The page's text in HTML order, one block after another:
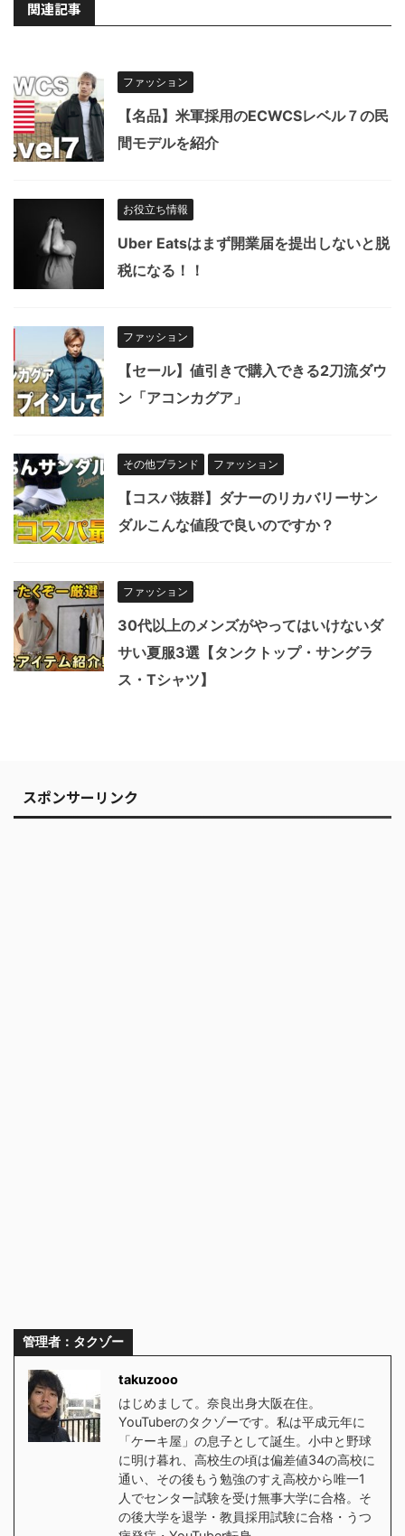
関連記事
ファッション
【名品】米軍採用のECWCSレベル７の民
間モデルを紹介
お役立ち情報
Uber Eatsはまず開業届を提出しないと脱
税になる！！
ファッション
【セール】値引きで購入できる2刀流ダウ
ン「アコンカグア」
その他ブランド ファッション
【コスパ抜群】ダナーのリカバリーサン
ダルこんな値段で良いのですか？
ファッション
30代以上のメンズがやってはいけないダ
サい夏服3選【タンクトップ・サングラ
ス・Tシャツ】
スポンサーリンク
管理者：タクゾー
takuzooo
はじめまして。奈良出身大阪在住。
YouTuberのタクゾーです。私は平成元年に
「ケーキ屋」の息子として誕生。小中と野球
に明け暮れ、高校生の頃は偏差値34の高校に
通い、その後もう勉強のすえ高校から唯一1
人でセンター試験を受け無事大学に合格。そ
の後大学を退学・教員採用試験に合格・うつ